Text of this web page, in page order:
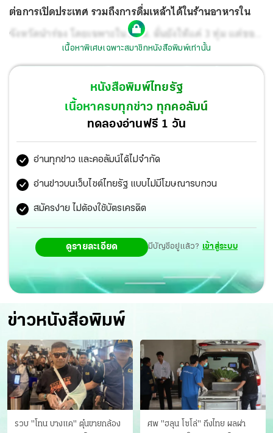
ต่อการเปิดประเทศ รวมถึงการดื่มเหล้าได้ในร้านอาหารใน
จังหวัดนำร่อง โดยเฉพาะใน กทม. ลั่นยังให้แค่ 3 ทุ่ม แต่ขอ
15 วันประเมินอีกรอบ แย้มหากสถานการณ์เรียบร้อยดี จ่อ
ผ่อนคลายเพิ่ม ขณะที่โควิดใน 4 จชต.แนวโน้มดี พร้อมปรับ
สูตรวัคซีนเป็นฉีดไฟเซอร์ 2 เข็ม ขณะที่ สธ.เตรียมขอ ครม.สั่ง
ซื้อยาโมลนูพิราเวียร์ 2 ล้านเม็ด ขณะที่พบอีก 2 รายเดี้ยงหลัง
ฉีดวัคซีน คนแรกเป็นชายเข้าฉีดสูตรไขว้เข็มแรกแล้วร่างกาย
ซีกซ้ายไร้เรี่ยวแรงอีกรายเป็นเด็กหญิงอายุ 12 ปี ป่วยหลังฉีด
ไฟเซอร์ พบลิ่มเลือดอุดขั้วหัวใจ 2 ขั้ว ส่งต่อ รพ.เด็ก รักษาจน
อาการเริ่มกระเตื้อง
เนื้อหาพิเศษเฉพาะสมาชิกหนังสือพิมพ์เท่านั้น
หนังสือพิมพ์ไทยรัฐ
เนื้อหาครบทุกข่าว ทุกคอลัมน์
ทดลองอ่านฟรี 1 วัน
อ่านทุกข่าว และคอลัมน์ได้ไม่จำกัด
อ่านข่าวบนเว็บไซต์ไทยรัฐ แบบไม่มีโฆษณารบกวน
สมัครง่าย ไม่ต้องใช้บัตรเครดิต
ดูรายละเอียด มีบัญชีอยู่แล้ว? เข้าสู่ระบบ
ข่าวหนังสือพิมพ์
รวบ "โทน บางแค" ตุ๋นขายกล้อง
ศพ "ฮลุน โซโล่" ถึงไทย ผลผ่า